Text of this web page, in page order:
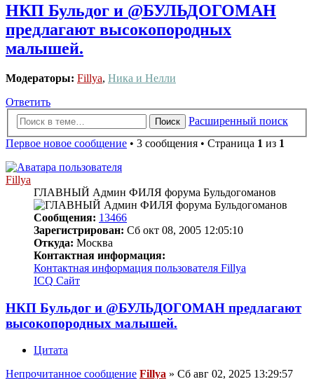
НКП Бульдог и @БУЛЬДОГОМАН
предлагают высокопородных
малышей.
Модераторы: Fillya, Ника и Нелли
Ответить
Поиск
Расширенный поиск
Первое новое сообщение • 3 сообщения • Страница 1 из 1
Fillya
ГЛАВНЫЙ Админ ФИЛЯ форума Бульдогоманов
Сообщения: 13466
Зарегистрирован: Сб окт 08, 2005 12:05:10
Откуда: Москва
Контактная информация:
Контактная информация пользователя Fillya
ICQ Сайт
НКП Бульдог и @БУЛЬДОГОМАН предлагают
высокопородных малышей.
Цитата
Непрочитанное сообщение Fillya » Сб авг 02, 2025 13:29:57